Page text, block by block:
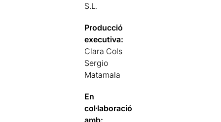
S.L.
Producció
executiva:
Clara Cols
Sergio
Matamala
En
col·laboració
amb: